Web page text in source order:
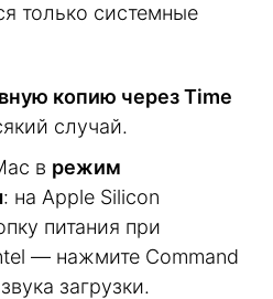
только системные
копию через Time
случай.
в режим
: на Apple Silicon
питания при
— нажмите Command
загрузки.